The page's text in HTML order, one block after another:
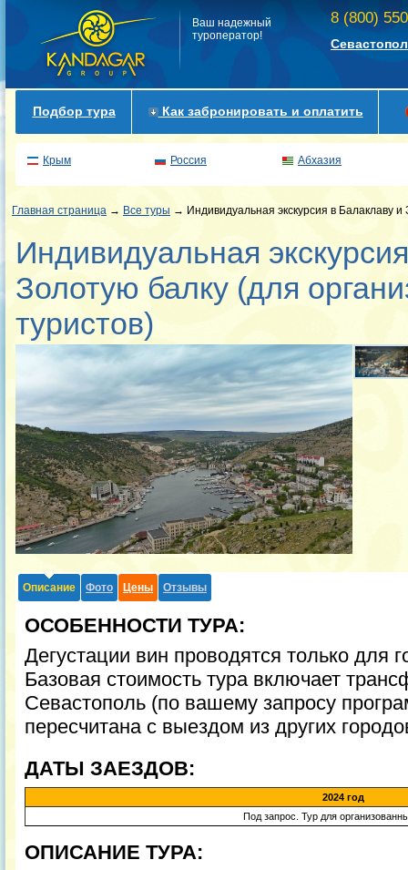
Ваш надежный
туроператор!
8 (800)
Подбор тура Как забронировать и оплатить
Крым Россия Абхазия
Главная страница → Все туры → Индивидуальная экскурсия в Балаклаву
Индивидуальная
Золотую балку (для
туристов)
Описание Фото Цены Отзывы
ОСОБЕННОСТИ ТУРА:
Дегустации вин проводятся только для
Базовая стоимость тура включает
Севастополь (по вашему запросу
пересчитана с выездом из других
ДАТЫ ЗАЕЗДОВ:
2024 год
Под запрос. Тур для
ОПИСАНИЕ ТУРА: